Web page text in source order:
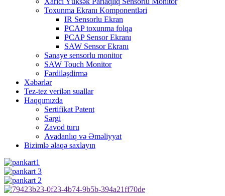
Toxunma Ekranı Komponentləri
IR Sensorlu Ekran
PCAP toxunma folqa
PCAP Sensor Ekranı
SAW Sensor Ekranı
Sənaye sensorlu monitor
SAW Touch Monitor
Fərdiləşdirmə
Xəbərlər
Tez-tez verilən suallar
Haqqımızda
Sertifikat Patent
Sərgi
Zavod turu
Avadanlıq və Əməliyyat
Bizimlə əlaqə saxlayın